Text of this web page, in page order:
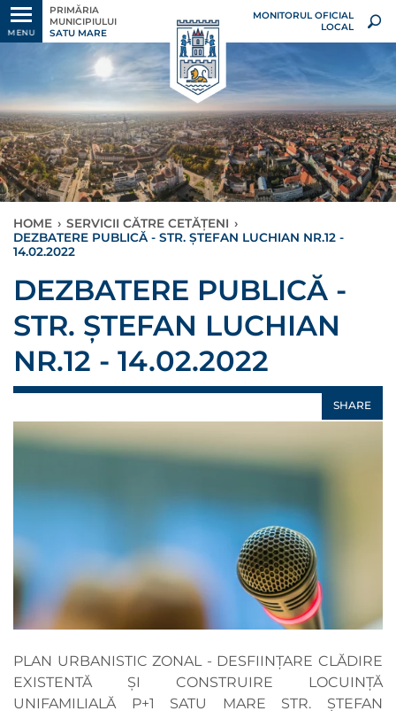
MENU
PRIMĂRIA
MUNICIPIULUI
SATU MARE
MONITORUL OFICIAL
LOCAL
HOME › SERVICII CĂTRE CETĂȚENI ›
DEZBATERE PUBLICĂ - STR. ȘTEFAN LUCHIAN NR.12 -
14.02.2022
DEZBATERE PUBLICĂ -
STR. ȘTEFAN LUCHIAN
NR.12 - 14.02.2022
SHARE
PLAN URBANISTIC ZONAL - DESFIINȚARE CLĂDIRE
EXISTENTĂ ȘI CONSTRUIRE LOCUINȚĂ
UNIFAMILIALĂ P+1 SATU MARE STR. ȘTEFAN